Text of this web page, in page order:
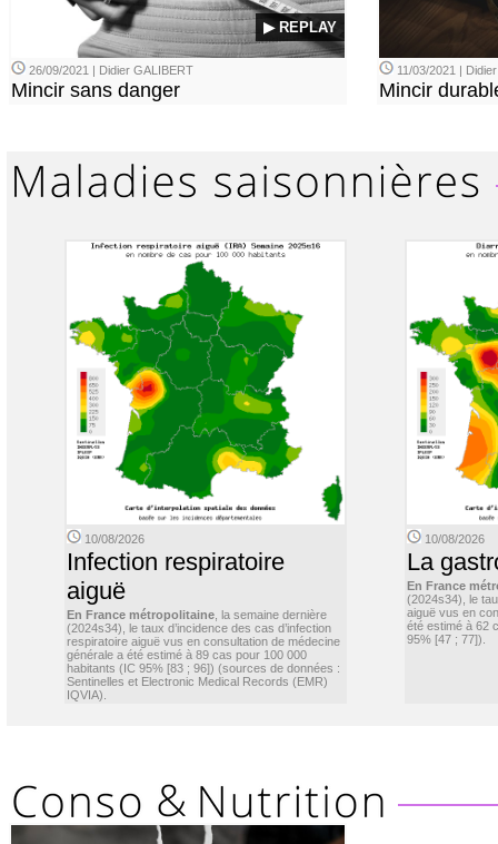
▶ REPLAY
26/09/2021 | Didier GALIBERT
Mincir sans danger
11/03/2021 |
Mincir
10/08/2026
Infection respiratoire
aiguë
En France métropolitaine , la semaine dernière
(2024s34), le taux d’incidence des cas d’infection
respiratoire aiguë vus en consultation de médecine
générale a été estimé à 89 cas pour 100 000
habitants (IC 95% [83 ; 96]) (sources de données :
Sentinelles et Electronic Medical Records (EMR)
IQVIA).
10/08/2026
La
En France
(2024s34), le
aiguë vus en
été estimé à 62
95% [47 ; 77]).